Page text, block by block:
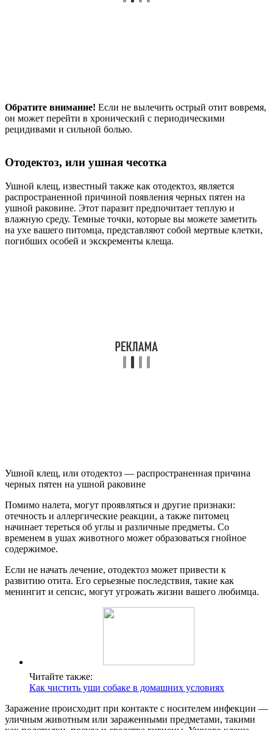
Обратите внимание! Если не вылечить острый отит вовремя,
он может перейти в хронический с периодическими
рецидивами и сильной болью.
Отодектоз, или ушная чесотка
Ушной клещ, известный также как отодектоз, является
распространенной причиной появления черных пятен на
ушной раковине. Этот паразит предпочитает теплую и
влажную среду. Темные точки, которые вы можете заметить
на ухе вашего питомца, представляют собой мертвые клетки,
погибших особей и экскременты клеща.
Ушной клещ, или отодектоз — распространенная причина
черных пятен на ушной раковине
Помимо налета, могут проявляться и другие признаки:
отечность и аллергические реакции, а также питомец
начинает тереться об углы и различные предметы. Со
временем в ушах животного может образоваться гнойное
содержимое.
Если не начать лечение, отодектоз может привести к
развитию отита. Его серьезные последствия, такие как
менингит и сепсис, могут угрожать жизни вашего любимца.
Читайте также:
Как чистить уши собаке в домашних условиях
Заражение происходит при контакте с носителем инфекции —
уличным животным или зараженными предметами, такими